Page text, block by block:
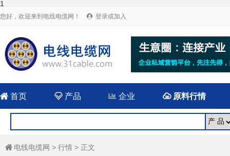
1
您好，欢迎来到电线电缆网！  登录或加入
 首页 产品  企业 原料行情
 电线电缆网 > 行情 > 正文